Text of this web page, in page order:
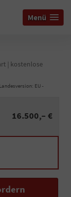
Menü
| kostenlose
EU -
16.500,– €